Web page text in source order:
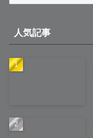
ブ
人気記事